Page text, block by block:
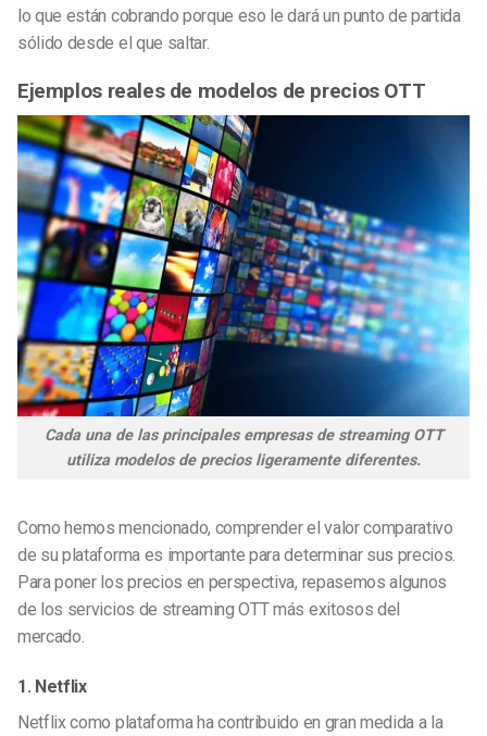
lo que están cobrando porque eso le dará un punto de partida
sólido desde el que saltar.
Ejemplos reales de modelos de precios OTT
Cada una de las principales empresas de streaming OTT
utiliza modelos de precios ligeramente diferentes.
Como hemos mencionado, comprender el valor comparativo
de su plataforma es importante para determinar sus precios.
Para poner los precios en perspectiva, repasemos algunos
de los servicios de streaming OTT más exitosos del
mercado.
1. Netflix
Netflix como plataforma ha contribuido en gran medida a la